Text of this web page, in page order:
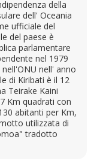
della
dell' Oceania
ufficiale del
del paese è
parlamentare
nel 1979
nell' anno
di Kiribati è il 12
Teirake Kaini
Km quadrati con
abitanti per Km,
utilizzata di
tradotto